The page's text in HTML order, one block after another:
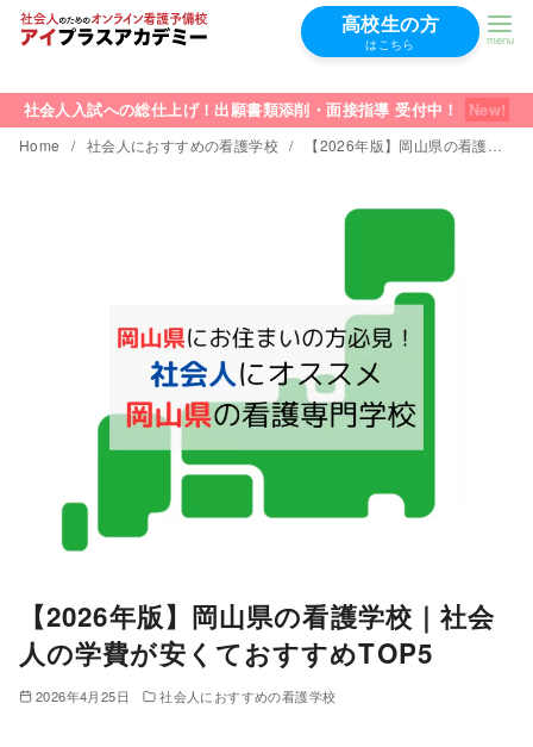
高校生の方
はこちら
社会人入試への総仕上げ！出願書類添削・面接指導 受付中！
Home 社会人におすすめの看護学校 【2026年版】岡山県の看護学校｜社会人の学費が安くておすすめTOP5
【2026年版】岡山県の看護学校｜社会
人の学費が安くておすすめTOP5
2026年4月25日 社会人におすすめの看護学校